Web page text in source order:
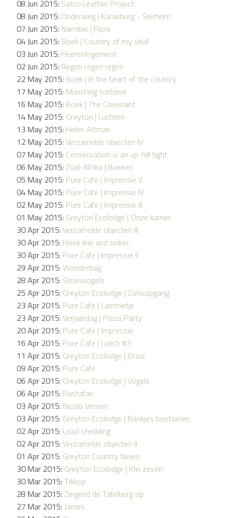
08 Jun 2015: Satco Leather Project
08 Jun 2015: Onderweg | Karasburg - Seeheim
07 Jun 2015: Namibië | Flora
04 Jun 2015: Boek | Country of my skull
03 Jun 2015: Heerenlogement
02 Jun 2015: Regen regen regen
22 May 2015: Boek | In the heart of the country
17 May 2015: Munching tortoise
16 May 2015: Boek | The Covenant
14 May 2015: Greyton | Luchten
13 May 2015: Helen Altman
12 May 2015: Verzamelde objecten IV
07 May 2015: Conservation is an up-hill fight
06 May 2015: Zuid-Afrika | Boeken
05 May 2015: Pure Cafe | Impressie V
04 May 2015: Pure Cafe | Impressie IV
02 May 2015: Pure Cafe | Impressie III
01 May 2015: Greyton Ecolodge | Onze kamer
30 Apr 2015: Verzamelde objecten III
30 Apr 2015: Hook line and sinker
30 Apr 2015: Pure Cafe | Impressie II
29 Apr 2015: Wonderbag
28 Apr 2015: Struisvogels
25 Apr 2015: Greyton Ecolodge | Zonsopgang
23 Apr 2015: Pure Cafe | Lammetje
23 Apr 2015: Verjaardag | Pizza Party
20 Apr 2015: Pure Cafe | Impressie
16 Apr 2015: Pure Cafe | Lunch #3
11 Apr 2015: Greyton Ecolodge | Braai
09 Apr 2015: Pure Cafe
06 Apr 2015: Greyton Ecolodge | Vogels
06 Apr 2015: Rastafari
03 Apr 2015: Nicola Vernon
03 Apr 2015: Greyton Ecolodge | Bankjes boetseren
02 Apr 2015: Load shedding
02 Apr 2015: Verzamelde objecten II
01 Apr 2015: Greyton Country News
30 Mar 2015: Greyton Ecolodge | Klei zeven
30 Mar 2015: Tikkop
28 Mar 2015: Zingend de Tafelberg op
27 Mar 2015: James